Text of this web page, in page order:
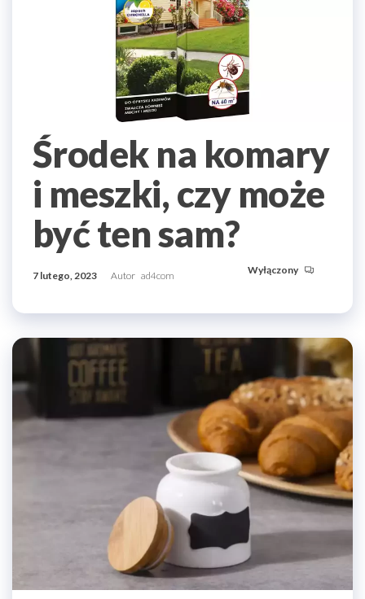
Środek na komary
i meszki, czy może
być ten sam?
7 lutego, 2023 Autor ad4com Wyłączony